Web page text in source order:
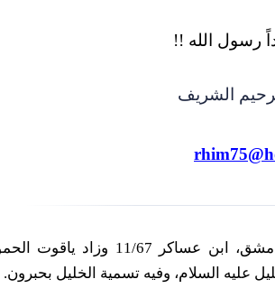
رسول الله !!
الشريف
عليه السلام، وفيه تسمية الخليل بحبرون.